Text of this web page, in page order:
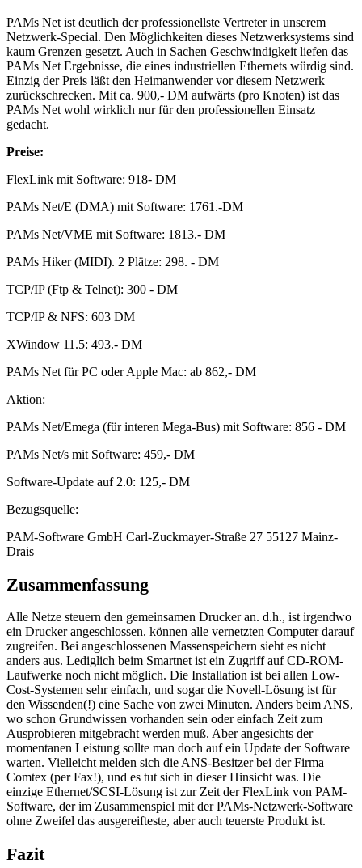
PAMs Net ist deutlich der professionellste Vertreter in unserem
Netzwerk-Special. Den Möglichkeiten dieses Netzwerksystems sind
kaum Grenzen gesetzt. Auch in Sachen Geschwindigkeit liefen das
PAMs Net Ergebnisse, die eines industriellen Ethernets würdig sind.
Einzig der Preis läßt den Heimanwender vor diesem Netzwerk
zurückschrecken. Mit ca. 900,- DM aufwärts (pro Knoten) ist das
PAMs Net wohl wirklich nur für den professionellen Einsatz
gedacht.
Preise:
FlexLink mit Software: 918- DM
PAMs Net/E (DMA) mit Software: 1761.-DM
PAMs Net/VME mit Software: 1813.- DM
PAMs Hiker (MIDI). 2 Plätze: 298. - DM
TCP/IP (Ftp & Telnet): 300 - DM
TCP/IP & NFS: 603 DM
XWindow 11.5: 493.- DM
PAMs Net für PC oder Apple Mac: ab 862,- DM
Aktion:
PAMs Net/Emega (für interen Mega-Bus) mit Software: 856 - DM
PAMs Net/s mit Software: 459,- DM
Software-Update auf 2.0: 125,- DM
Bezugsquelle:
PAM-Software GmbH Carl-Zuckmayer-Straße 27 55127 Mainz-
Drais
Zusammenfassung
Alle Netze steuern den gemeinsamen Drucker an. d.h., ist irgendwo
ein Drucker angeschlossen. können alle vernetzten Computer darauf
zugreifen. Bei angeschlossenen Massenspeichern sieht es nicht
anders aus. Lediglich beim Smartnet ist ein Zugriff auf CD-ROM-
Laufwerke noch nicht möglich. Die Installation ist bei allen Low-
Cost-Systemen sehr einfach, und sogar die Novell-Lösung ist für
den Wissenden(!) eine Sache von zwei Minuten. Anders beim ANS,
wo schon Grundwissen vorhanden sein oder einfach Zeit zum
Ausprobieren mitgebracht werden muß. Aber angesichts der
momentanen Leistung sollte man doch auf ein Update der Software
warten. Vielleicht melden sich die ANS-Besitzer bei der Firma
Comtex (per Fax!), und es tut sich in dieser Hinsicht was. Die
einzige Ethernet/SCSI-Lösung ist zur Zeit der FlexLink von PAM-
Software, der im Zusammenspiel mit der PAMs-Netzwerk-Software
ohne Zweifel das ausgereifteste, aber auch teuerste Produkt ist.
Fazit